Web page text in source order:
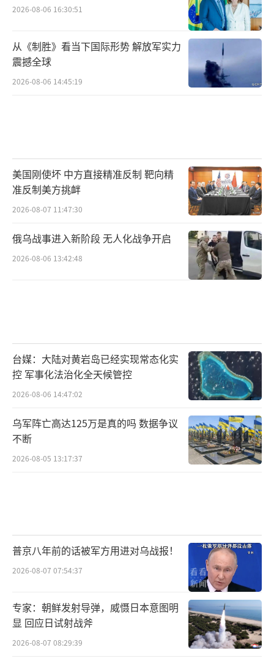
2026-08-06 16:30:51
从《制胜》看当下国际形势 解放军实力
震撼全球
2026-08-06 14:45:19
美国刚使坏 中方直接精准反制 靶向精
准反制美方挑衅
2026-08-07 11:47:30
俄乌战事进入新阶段 无人化战争开启
2026-08-06 13:42:48
台媒：大陆对黄岩岛已经实现常态化实
控 军事化法治化全天候管控
2026-08-06 14:47:02
乌军阵亡高达125万是真的吗 数据争议
不断
2026-08-05 13:17:37
普京八年前的话被军方用进对乌战报！
2026-08-07 07:54:37
专家：朝鲜发射导弹，威慑日本意图明
显 回应日试射战斧
2026-08-07 08:29:39